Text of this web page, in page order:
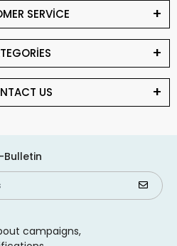
SERVİCE
US
Bulletin
campaigns,